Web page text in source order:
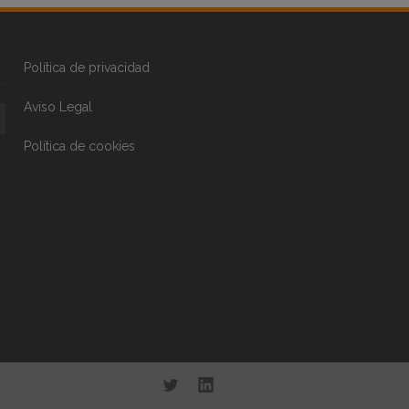
Política de privacidad
Aviso Legal
Política de cookies